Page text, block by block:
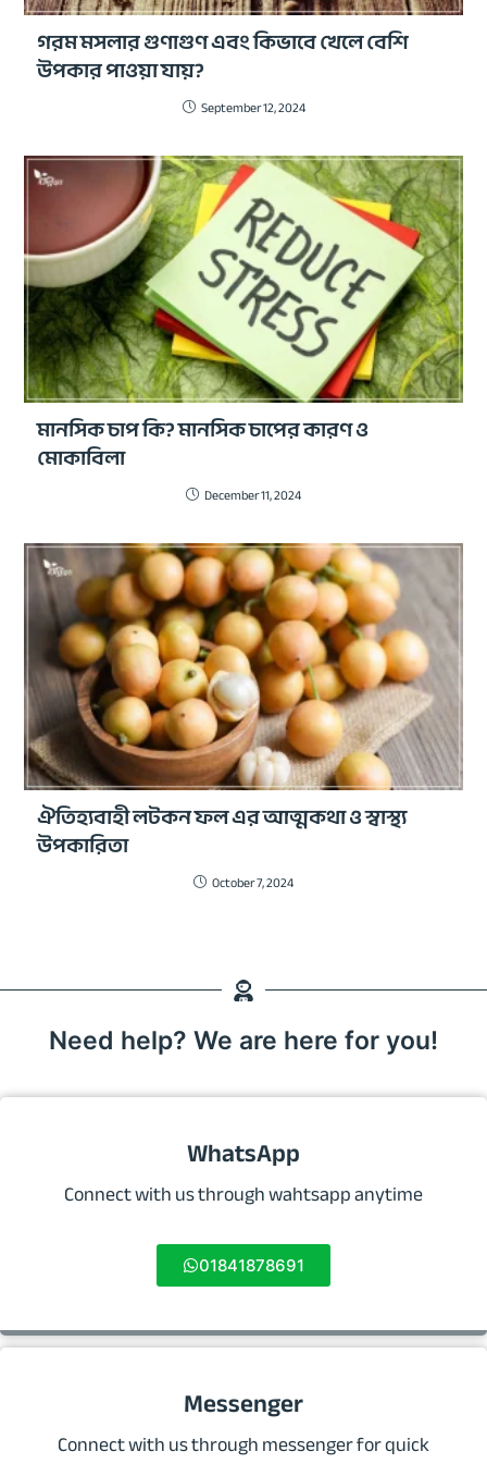
গরম মসলার গুণাগুণ এবং কিভাবে খেলে বেশি
উপকার পাওয়া যায়?
September 12, 2024
মানসিক চাপ কি? মানসিক চাপের কারণ ও
মোকাবিলা
December 11, 2024
ঐতিহ্যবাহী লটকন ফল এর আত্মকথা ও স্বাস্থ্য
উপকারিতা
October 7, 2024
Need help? We are here for you!
WhatsApp
Connect with us through wahtsapp anytime
01841878691
Messenger
Connect with us through messenger for quick